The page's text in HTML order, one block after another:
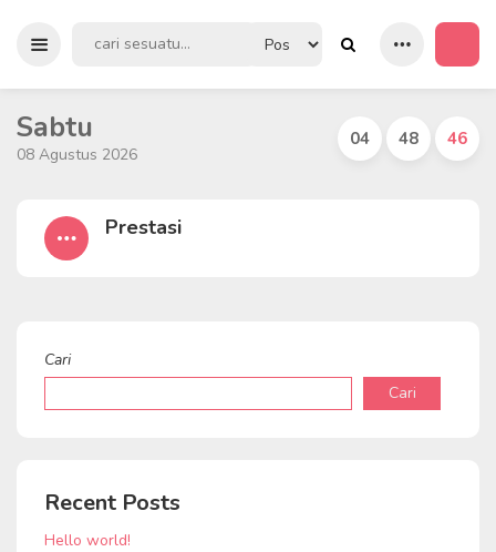
Sabtu
08 Agustus 2026
04 48 46
Prestasi
Cari
Cari
Recent Posts
Hello world!